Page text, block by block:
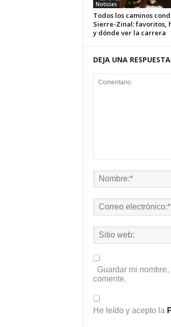
Noticias
Todos los caminos
Sierre-Zinal: favoritos,
y dónde ver la carrera
DEJA UNA RESPUESTA
Guardar mi
comente.
He leído y acepto la